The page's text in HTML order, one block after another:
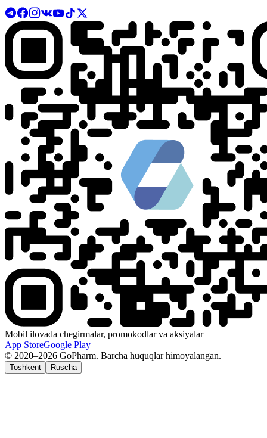
Mobil ilovada chegirmalar, promokodlar va aksiyalar
App StoreGoogle Play
© 2020–2026 GoPharm. Barcha huquqlar himoyalangan.
Toshkent Ruscha